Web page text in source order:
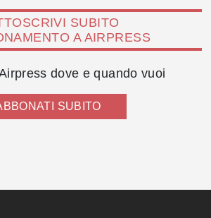
SUBITO
A AIRPRESS
dove e quando vuoi
SUBITO